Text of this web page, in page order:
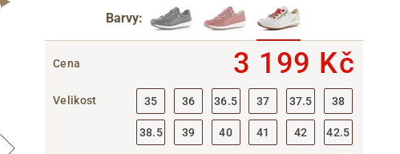
Barvy:
Cena 3 199 Kč
Velikost 35 36 36.5 37 37.5 38
38.5 39 40 41 42 42.5